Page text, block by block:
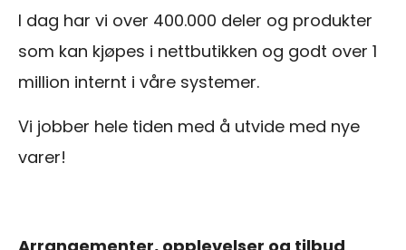
I dag har vi over 400.000 deler og produkter
som kan kjøpes i nettbutikken og godt over 1
million internt i våre systemer.
Vi jobber hele tiden med å utvide med nye
varer!